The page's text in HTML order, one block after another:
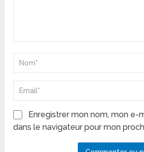
Enregistrer mon nom, mon e-
dans le navigateur pour mon